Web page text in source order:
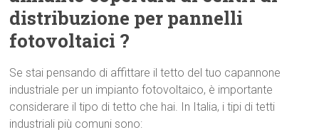
distribuzione per pannelli
fotovoltaici ?
Se stai pensando di affittare il tetto del tuo capannone
industriale per un impianto fotovoltaico, è importante
considerare il tipo di tetto che hai. In Italia, i tipi di tetti
industriali più comuni sono: